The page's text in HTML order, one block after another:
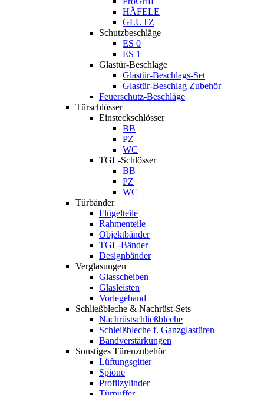
HÄFELE
GLUTZ
Schutzbeschläge
ES 0
ES 1
Glastür-Beschläge
Glastür-Beschlags-Set
Glastür-Beschlag Zubehör
Feuerschutz-Beschläge
Türschlösser
Einsteckschlösser
BB
PZ
WC
TGL-Schlösser
BB
PZ
WC
Türbänder
Flügelteile
Rahmenteile
Objektbänder
TGL-Bänder
Designbänder
Verglasungen
Glasscheiben
Glasleisten
Vorlegeband
Schließbleche & Nachrüst-Sets
Nachrüstschließbleche
Schleißbleche f. Ganzglastüren
Bandverstärkungen
Sonstiges Türenzubehör
Lüftungsgitter
Spione
Profilzylinder